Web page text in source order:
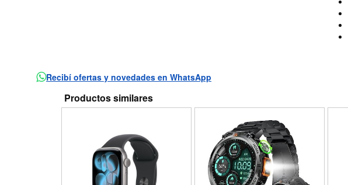
Recibí ofertas y novedades en WhatsApp
Productos similares